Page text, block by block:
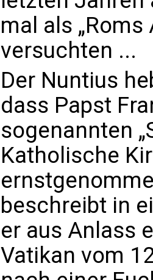
mal als
versuchten ...
Der Nuntius
dass Papst
sogenannten
Katholische
beschreibt in
er aus Anlass
Vatikan vom